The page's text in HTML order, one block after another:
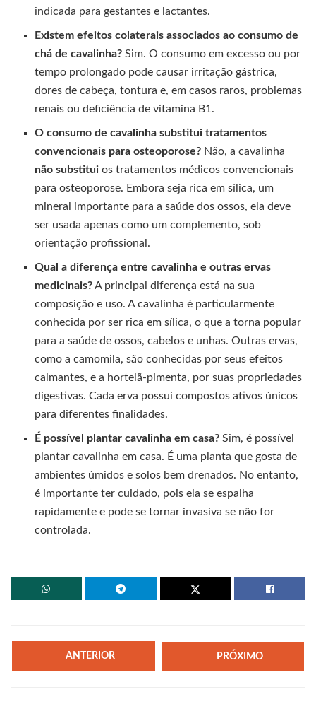
indicada para gestantes e lactantes.
Existem efeitos colaterais associados ao consumo de
chá de cavalinha? Sim. O consumo em excesso ou por
tempo prolongado pode causar irritação gástrica,
dores de cabeça, tontura e, em casos raros, problemas
renais ou deficiência de vitamina B1.
O consumo de cavalinha substitui tratamentos
convencionais para osteoporose? Não, a cavalinha
não substitui os tratamentos médicos convencionais
para osteoporose. Embora seja rica em sílica, um
mineral importante para a saúde dos ossos, ela deve
ser usada apenas como um complemento, sob
orientação profissional.
Qual a diferença entre cavalinha e outras ervas
medicinais?A principal diferença está na sua
composição e uso. A cavalinha é particularmente
conhecida por ser rica em sílica, o que a torna popular
para a saúde de ossos, cabelos e unhas. Outras ervas,
como a camomila, são conhecidas por seus efeitos
calmantes, e a hortelã-pimenta, por suas propriedades
digestivas. Cada erva possui compostos ativos únicos
para diferentes finalidades.
É possível plantar cavalinha em casa? Sim, é possível
plantar cavalinha em casa. É uma planta que gosta de
ambientes úmidos e solos bem drenados. No entanto,
é importante ter cuidado, pois ela se espalha
rapidamente e pode se tornar invasiva se não for
controlada.
ANTERIOR PRÓXIMO